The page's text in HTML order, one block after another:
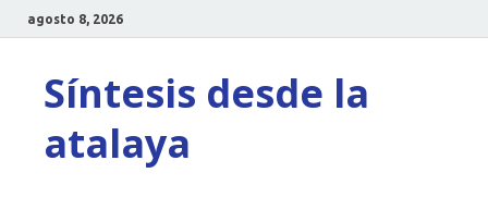
agosto 8, 2026
Síntesis desde la
atalaya